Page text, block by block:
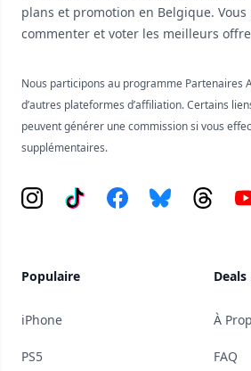
plans et promotion en Belgique. Vous
commenter et voter les meilleurs
Nous participons au programme Partenaires
d’autres plateformes d’affiliation. Certains
peuvent générer une commission si vous
supplémentaires.
Instagram
Tiktok FacebookBlueskyThreads
Populaire
iPhone
PS5
Deals
À
FAQ